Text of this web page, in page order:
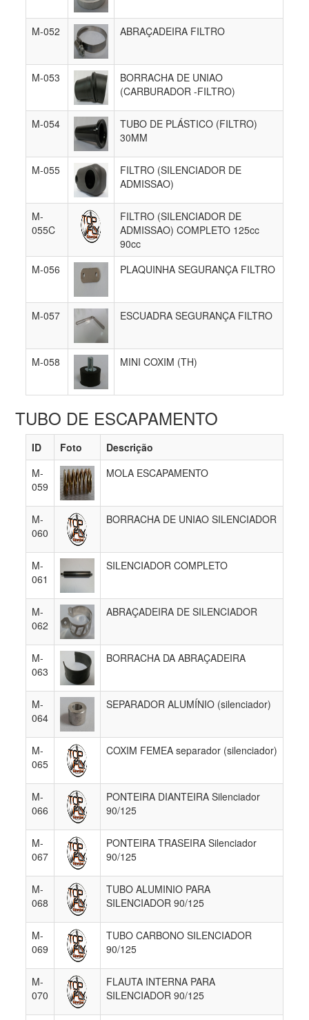
M-052 ABRAÇADEIRA FILTRO
M-053
BORRACHA DE UNIAO
(CARBURADOR -FILTRO)
M-054
TUBO DE PLÁSTICO (FILTRO)
30MM
M-055
FILTRO (SILENCIADOR DE
ADMISSAO)
M-
055C
FILTRO (SILENCIADOR DE
ADMISSAO) COMPLETO 125cc
90cc
M-056
PLAQUINHA SEGURANÇA FILTRO
M-057 ESCUADRA SEGURANÇA FILTRO
M-058 MINI COXIM (TH)
TUBO DE ESCAPAMENTO
ID Foto
Descrição
M-
059
MOLA ESCAPAMENTO
M-
060
BORRACHA DE UNIAO SILENCIADOR
M-
061
SILENCIADOR COMPLETO
M-
062
ABRAÇADEIRA DE SILENCIADOR
M-
063
BORRACHA DA ABRAÇADEIRA
M-
064
SEPARADOR ALUMÍNIO (silenciador)
M-
065
COXIM FEMEA separador (silenciador)
M-
066
PONTEIRA DIANTEIRA Silenciador
90/125
M-
067
PONTEIRA TRASEIRA Silenciador
90/125
M-
068
TUBO ALUMINIO PARA
SILENCIADOR 90/125
M-
069
TUBO CARBONO SILENCIADOR
90/125
M-
070
FLAUTA INTERNA PARA
SILENCIADOR 90/125